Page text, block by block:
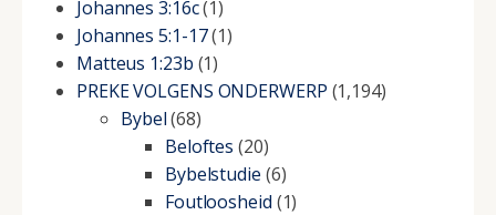
Johannes 3:16c(1)
Johannes 5:1-17(1)
Matteus 1:23b (1)
PREKE VOLGENS ONDERWERP (1,194)
Bybel(68)
Beloftes (20)
Bybelstudie (6)
Foutloosheid (1)